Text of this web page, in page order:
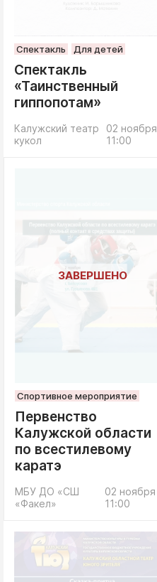
Спектакль Для детей
Спектакль
«Таинственный
гиппопотам»
02 ноября
11:00
Калужский театр
кукол
Спортивное мероприятие
Первенство
Калужской области
по всестилевому
каратэ
02 ноября
11:00
МБУ ДО «СШ
«Факел»